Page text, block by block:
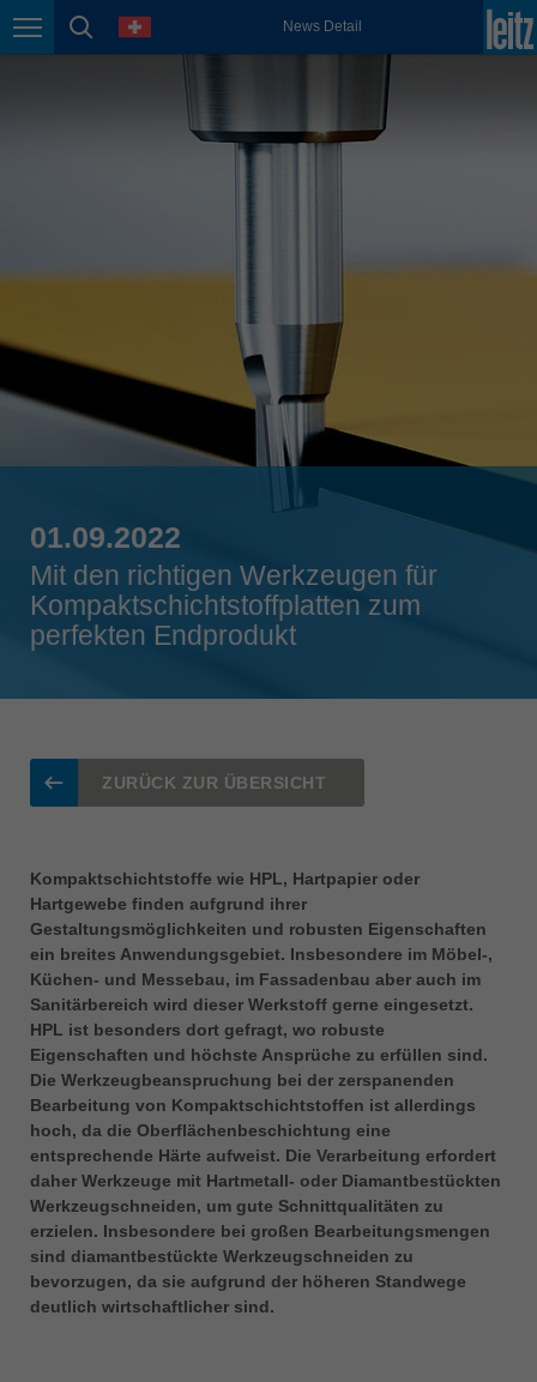
Seitennavigation
Seitensuche
Sprache News Detail
México
español
Nederland
nederlands
Polska
Portugal
português
România
Singapore
english
Slovenija
Suomi
Taiwan
türkçe
USA
english
Việt Nam
tiếng việt
中国
中文
ประเทศไทย
ไทย
Україна
yкраїнська
01.09.2022
Mit den richtigen Werkzeugen für
Kompaktschichtstoffplatten zum
perfekten Endprodukt
ZURÜCK ZUR ÜBERSICHT
Kompaktschichtstoffe wie HPL, Hartpapier oder
Hartgewebe finden aufgrund ihrer
Gestaltungsmöglichkeiten und robusten Eigenschaften
ein breites Anwendungsgebiet. Insbesondere im Möbel-,
Küchen- und Messebau, im Fassadenbau aber auch im
Sanitärbereich wird dieser Werkstoff gerne eingesetzt.
HPL ist besonders dort gefragt, wo robuste
Eigenschaften und höchste Ansprüche zu erfüllen sind.
Die Werkzeugbeanspruchung bei der zerspanenden
Bearbeitung von Kompaktschichtstoffen ist allerdings
hoch, da die Oberflächenbeschichtung eine
entsprechende Härte aufweist. Die Verarbeitung erfordert
daher Werkzeuge mit Hartmetall- oder Diamantbestückten
Werkzeugschneiden, um gute Schnittqualitäten zu
erzielen. Insbesondere bei großen Bearbeitungsmengen
sind diamantbestückte Werkzeugschneiden zu
bevorzugen, da sie aufgrund der höheren Standwege
deutlich wirtschaftlicher sind.